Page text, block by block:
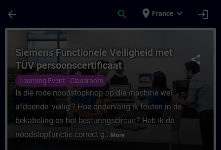
arrow_back search place France expand_more login
Course - Siemens Functionele
share
Siemens Functionele Veiligheid met
TÜV persoonscertificaat
Learning Event - Classroom
Is die rode noodstopknop op die machine wel
afdoende 'veilig'? Hoe ondervang ik fouten in de
bekabeling en het besturingscircuit? Heb ik de
noodstopfunctie correct g... More